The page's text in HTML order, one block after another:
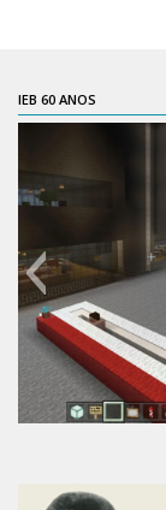
Pré-
Pró-
LABIEB
Extensão
Cursos
IEB 60 ANOS